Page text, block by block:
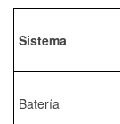
Sistema
Batería